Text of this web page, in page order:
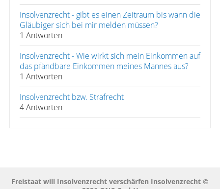
Insolvenzrecht - gibt es einen Zeitraum bis wann die
Gläubiger sich bei mir melden müssen?
1 Antworten
Insolvenzrecht - Wie wirkt sich mein Einkommen auf
das pfändbare Einkommen meines Mannes aus?
1 Antworten
Insolvenzrecht bzw. Strafrecht
4 Antworten
Freistaat will Insolvenzrecht verschärfen Insolvenzrecht ©